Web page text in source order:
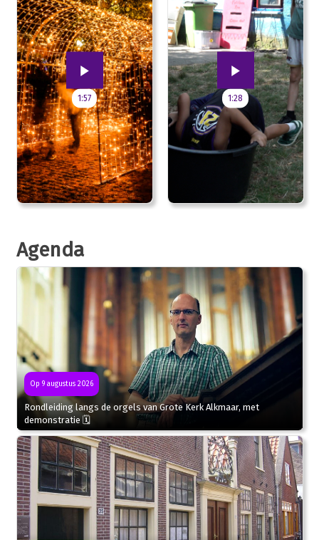
1:57 1:28
Agenda
Op 9 augustus 2026
Rondleiding langs de orgels van Grote Kerk Alkmaar, met
demonstratie 🗓